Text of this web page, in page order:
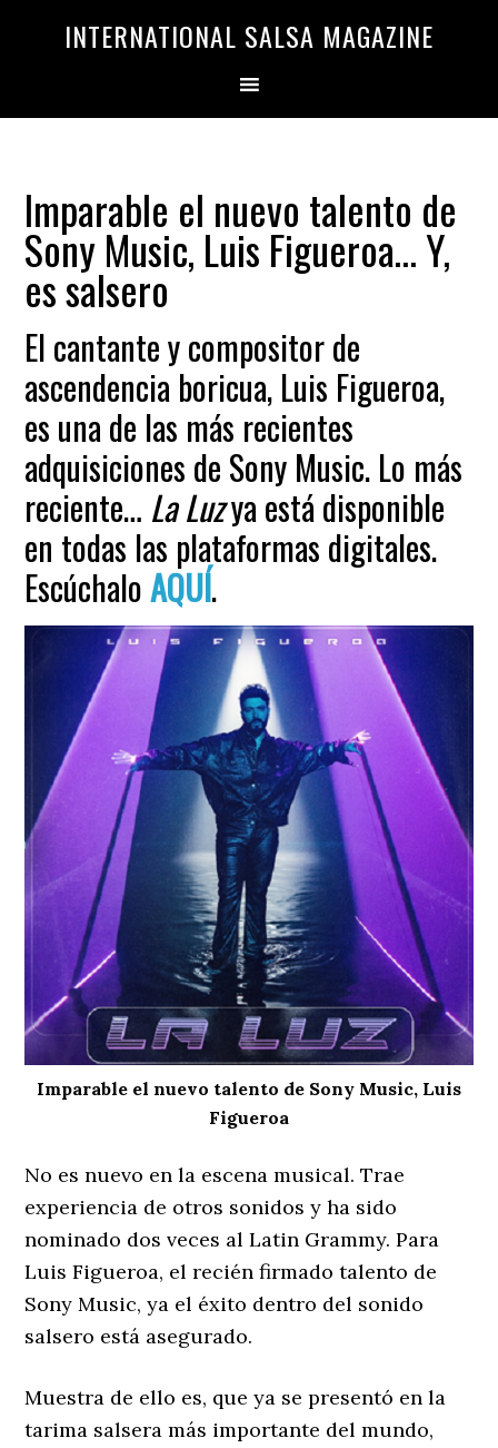
INTERNATIONAL SALSA MAGAZINE
Imparable el nuevo talento de
Sony Music, Luis Figueroa… Y,
es salsero
El cantante y compositor de
ascendencia boricua, Luis Figueroa,
es una de las más recientes
adquisiciones de Sony Music. Lo más
reciente… La Luzya está disponible
en todas las plataformas digitales.
EscúchaloAQUÍ.
Imparable el nuevo talento de Sony Music, Luis
Figueroa
No es nuevo en la escena musical. Trae
experiencia de otros sonidos y ha sido
nominado dos veces al Latin Grammy. Para
Luis Figueroa, el recién firmado talento de
Sony Music, ya el éxito dentro del sonido
salsero está asegurado.
Muestra de ello es, que ya se presentó en la
tarima salsera más importante del mundo,